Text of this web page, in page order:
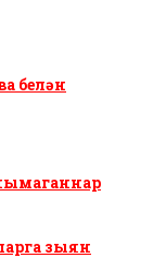
белән
зыян